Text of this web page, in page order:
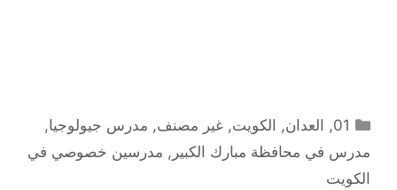
التصنيفات
01
, العدان, الكويت,غير مصنف, مدرس جيولوجيا,
مدرس في محافظة مبارك الكبير , مدرسين خصوصي في
الكويت